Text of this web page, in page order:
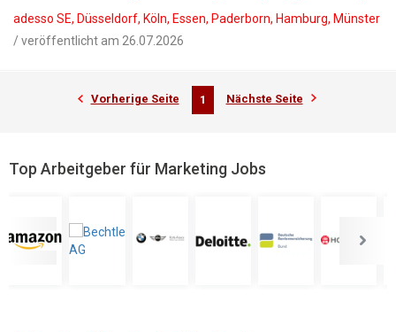
adesso SE, Düsseldorf, Köln, Essen, Paderborn, Hamburg, Münster
/ veröffentlicht am 26.07.2026
Vorherige Seite 1 Nächste Seite
Top Arbeitgeber für Marketing Jobs